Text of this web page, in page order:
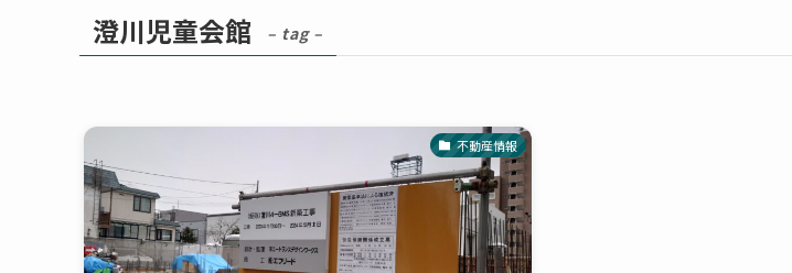
澄川児童会館 – tag –
不動産情報